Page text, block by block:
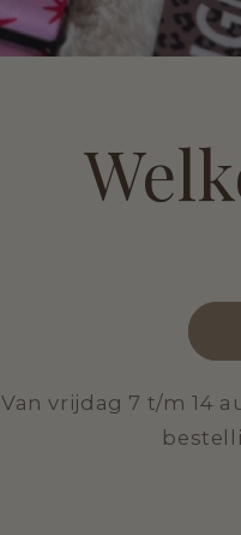
Van vrijdag 7 t/m 14